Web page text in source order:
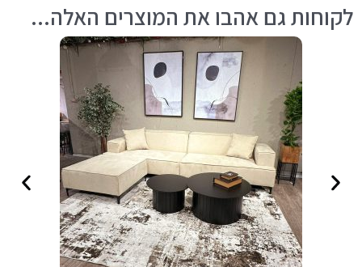
לקוחות גם אהבו את המוצרים האלה...